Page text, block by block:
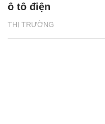
THỊ TRƯỜNG
ô tô điện